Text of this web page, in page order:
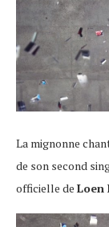
La mignonne
de son second
officielle de Loen